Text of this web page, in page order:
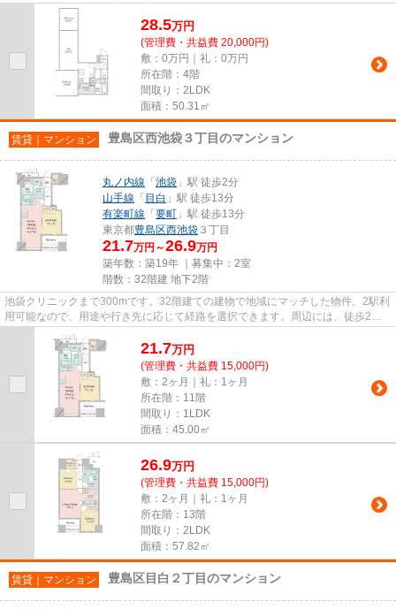
です。近くに駅が3つ以上ある...
28.5万円
(管理費・共益費 20,000円)
敷：0万円｜礼：0万円
所在階：4階
間取り：2LDK
面積：50.31㎡
賃貸｜マンション 豊島区西池袋３丁目のマンション
丸ノ内線 「 池袋 」駅 徒歩2分
山手線 「 目白 」駅 徒歩13分
有楽町線 「 要町 」駅 徒歩13分
東京都豊島区西池袋 ３丁目
21.7万円～26.9万円
築年数：築19年 ｜募集中： 2室
階数：32階建 地下2階
池袋クリニックまで300mです。32階建ての建物で地域にマッチした物件。2駅利
用可能なので、用途や行き先に応じて経路を選択できます。周辺には、徒歩2分
で利用できる駅があります。丸...
21.7万円
(管理費・共益費 15,000円)
敷：2ヶ月｜礼：1ヶ月
所在階：11階
間取り：1LDK
面積：45.00㎡
26.9万円
(管理費・共益費 15,000円)
敷：2ヶ月｜礼：1ヶ月
所在階：13階
間取り：2LDK
面積：57.82㎡
賃貸｜マンション 豊島区目白２丁目のマンション